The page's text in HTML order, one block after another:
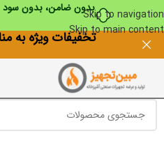
Skip to navigation
Skip to main contentتخفیفات ویژه به